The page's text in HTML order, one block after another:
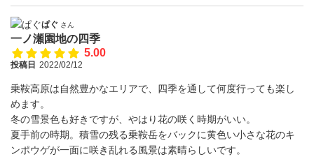
ぱぐ さん
一ノ瀬園地の四季
5.00
投稿日 2022/02/12
乗鞍高原は自然豊かなエリアで、四季を通して何度行っても楽し
めます。
冬の雪景色も好きですが、やはり花の咲く時期がいい。
夏手前の時期。積雪の残る乗鞍岳をバックに黄色い小さな花のキ
ンポウゲが一面に咲き乱れる風景は素晴らしいです。